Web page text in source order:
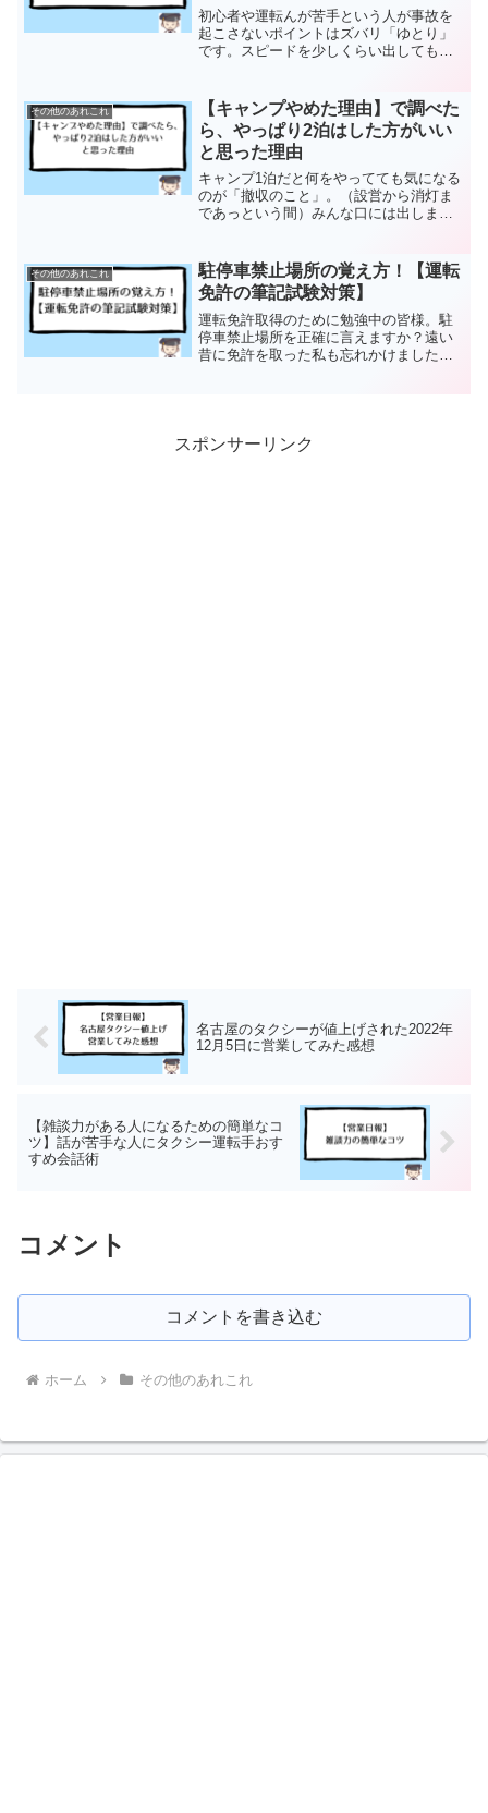
初心者や運転んが苦手という人が事故を
起こさないポイントはズバリ「ゆとり」
です。スピードを少しくらい出してもそ
い時間というメリットにこだわるのはど
うでしょうか？少し早く出発したり「少
し遅れます」という連絡をする方がよっ
ぽどいい判断だと思いませんか？ゆとり
がないだけで安易にスピードを出すとい
う賭けです。勝ち続けられる賭けなんて
ありません。最悪の結果を見る前に、早
い段階で「スピードを出す」という賭け
その他のあれこれ
【キャンプやめた理由】で調べた
ら、やっぱり2泊はした方がいい
と思った理由
キャンプ1泊だと何をやってても気になる
のが「撤収のこと」。（設営から消灯ま
であっという間）みんな口には出しませ
そして「せっかくのキャンプメシだか
ら！」のテンションで豪華にすればする
ほどこれも撤収が大変に...このメンタル
のままだとキャンプのイメージは...
その他のあれこれ
駐停車禁止場所の覚え方！【運転
免許の筆記試験対策】
運転免許取得のために勉強中の皆様。駐
停車禁止場所を正確に言えますか？遠い
昔に免許を取った私も忘れかけました
スポンサーリンク
名古屋のタクシーが値上げされた2022年
12月5日に営業してみた感想
【雑談力がある人になるための簡単なコ
ツ】話が苦手な人にタクシー運転手おす
すめ会話術
コメント
コメントを書き込む
ホーム その他のあれこれ